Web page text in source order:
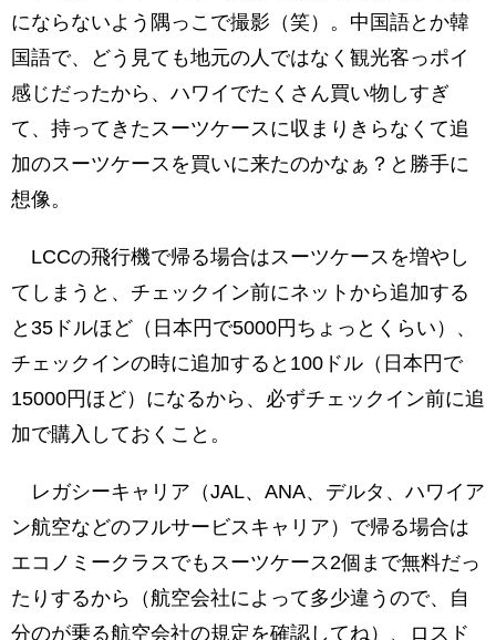
にならないよう隅っこで撮影（笑）。中国語とか韓
国語で、どう見ても地元の人ではなく観光客っポイ
感じだったから、ハワイでたくさん買い物しすぎ
て、持ってきたスーツケースに収まりきらなくて追
加のスーツケースを買いに来たのかなぁ？と勝手に
想像。
LCCの飛行機で帰る場合はスーツケースを増やし
てしまうと、チェックイン前にネットから追加する
と35ドルほど（日本円で5000円ちょっとくらい）、
チェックインの時に追加すると100ドル（日本円で
15000円ほど）になるから、必ずチェックイン前に追
加で購入しておくこと。
レガシーキャリア（JAL、ANA、デルタ、ハワイア
ン航空などのフルサービスキャリア）で帰る場合は
エコノミークラスでもスーツケース2個まで無料だっ
たりするから（航空会社によって多少違うので、自
分のが乗る航空会社の規定を確認してね）、ロスド